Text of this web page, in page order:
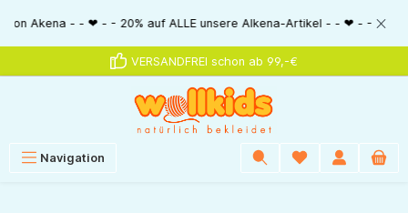
springen
- - ❤ - - 20% auf ALLE unsere Alkena-Artikel - - ❤ - - 20% NUR
VERSANDFREI schon ab 99,-€
Navigation